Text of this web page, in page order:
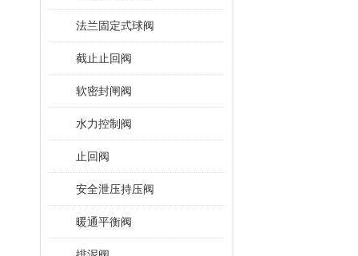
法兰固定式球阀
截止止回阀
软密封闸阀
水力控制阀
止回阀
安全泄压持压阀
暖通平衡阀